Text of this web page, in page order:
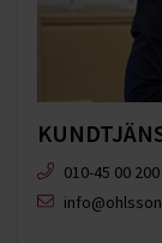
010-45 00 200​